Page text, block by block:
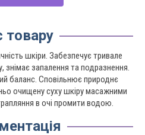
товару
шкіри. Забезпечує тривале
запалення та подразнення.
баланс. Сповільнює природнє
очищену суху шкіру масажними
в очі промити водою.